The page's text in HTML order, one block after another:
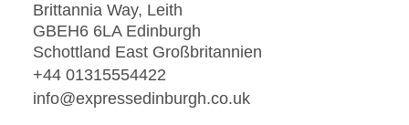
Brittannia Way, Leith
GBEH6 6LA Edinburgh
Schottland East Großbritannien
+44 01315554422
info@expressedinburgh.co.uk